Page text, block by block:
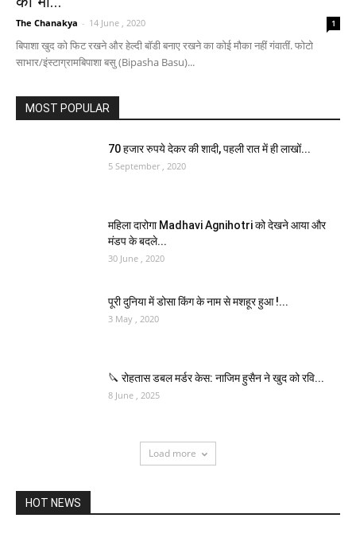
The Chanakya - 14 June , 2020 1
बिपाशा खुद को फिट रखने और हेल्दी बॉडी बनाए रखने का कोई मौका नहीं गंवातीं. फोटो
साभार/इंस्‍टाग्रामबिपाशा बसु (Bipasha Basu)...
MOST POPULAR
70 हजार रुपये देकर की शादी, पहली रात में ही लाखों...
5 September , 2020
महिला दारोगा Madhavi Agnihotri को देखने आया और
मंडप के बदले...
30 June , 2020
पूरी दुनिया में डोसा किंग के नाम से मशहूर हुआ !...
3 May , 2020
🔪 रोहतास डबल मर्डर केस: नाजिम हुसैन ने खुद को रवि...
8 June , 2025
Load more
HOT NEWS